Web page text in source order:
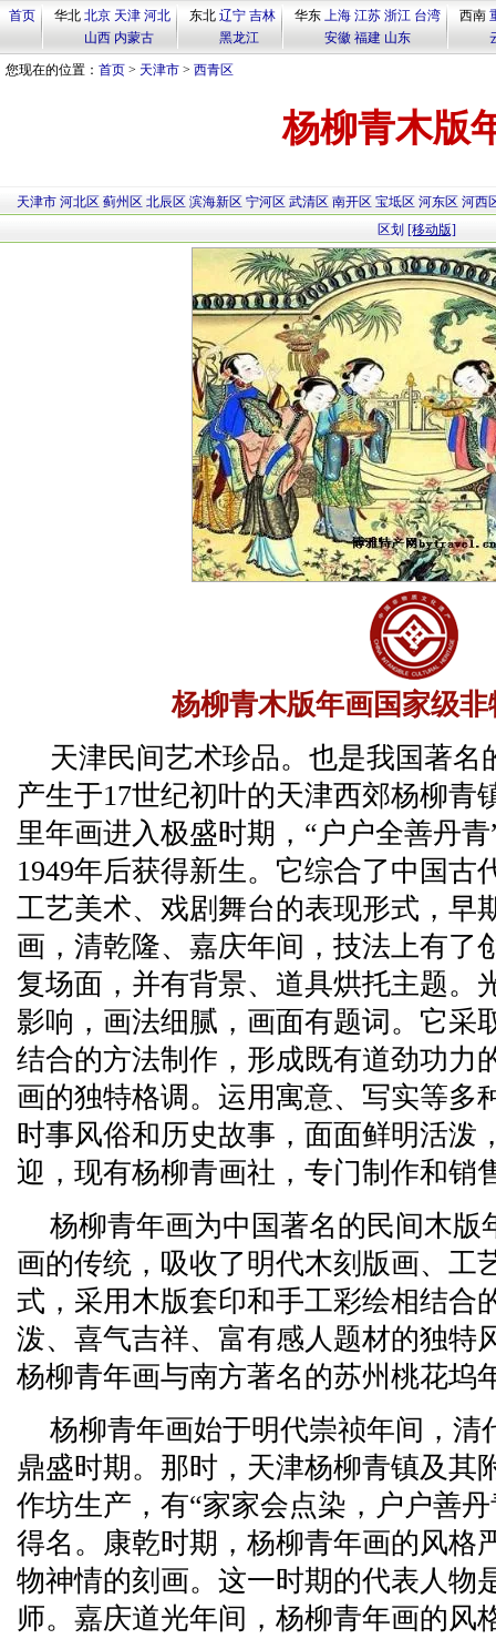
首页 华北 北京 天津 河北
山西 内蒙古
东北 辽宁 吉林
黑龙江
华东 上海 江苏 浙江 台湾
安徽 福建 山东
西南
您现在的位置： 首页 > 天津市 > 西青区
杨柳青木版
天津市 河北区 蓟州区 北辰区 滨海新区 宁河区 武清区 南开区 宝坻区 河东区 河西
区划 [移动版]
杨柳青木版年画国家级
天津民间艺术珍品。也是我国著名
产生于17世纪初叶的天津西郊杨柳青
里年画进入极盛时期，“户户全善丹
1949年后获得新生。它综合了中国古
工艺美术、戏剧舞台的表现形式，早
画，清乾隆、嘉庆年间，技法上有了
复场面，并有背景、道具烘托主题。
影响，画法细腻，画面有题词。它采
结合的方法制作，形成既有道劲功力
画的独特格调。运用寓意、写实等多
时事风俗和历史故事，面面鲜明活泼
迎，现有杨柳青画社，专门制作和销
杨柳青年画为中国著名的民间木版
画的传统，吸收了明代木刻版画、工
式，采用木版套印和手工彩绘相结合
泼、喜气吉祥、富有感人题材的独特
杨柳青年画与南方著名的苏州桃花坞
杨柳青年画始于明代崇祯年间，清
鼎盛时期。那时，天津杨柳青镇及其
作坊生产，有“家家会点染，户户善
得名。康乾时期，杨柳青年画的风格
物神情的刻画。这一时期的代表人物
师。嘉庆道光年间，杨柳青年画的风